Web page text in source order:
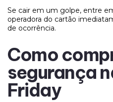
Se cair em um golpe, entre
operadora do cartão
de ocorrência.
Como
segurança
Friday